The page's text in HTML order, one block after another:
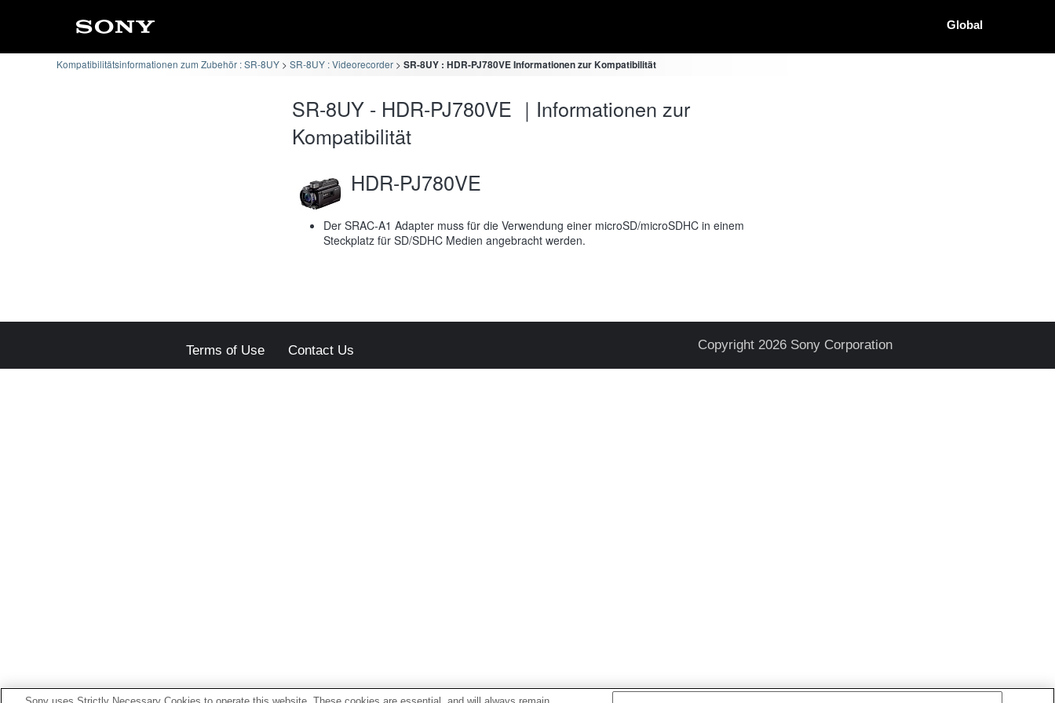
Global
Kompatibilitätsinformationen zum Zubehör : SR-8UY SR-8UY : Videorecorder SR-8UY : HDR-PJ780VE Informationen zur Kompatibilität
SR-8UY - HDR-PJ780VE ｜Informationen zur
Kompatibilität
HDR-PJ780VE
Der SRAC-A1 Adapter muss für die Verwendung einer microSD/microSDHC in einem
Steckplatz für SD/SDHC Medien angebracht werden.
Terms of Use Contact Us Copyright 2026 Sony Corporation